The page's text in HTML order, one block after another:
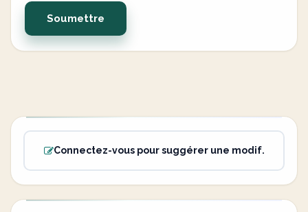
Soumettre
Connectez-vous pour suggérer une modif.